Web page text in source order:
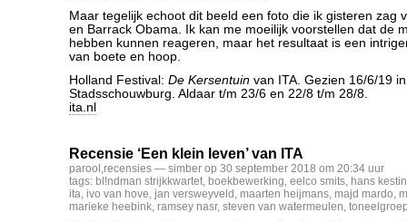
Maar tegelijk echoot dit beeld een foto die ik gisteren zag
en Barrack Obama. Ik kan me moeilijk voorstellen dat de
hebben kunnen reageren, maar het resultaat is een
van boete en hoop.
Holland Festival: De Kersentuin van ITA. Gezien 16/6/19
Stadsschouwburg. Aldaar t/m 23/6 en 22/8 t/m 28/8.
ita.nl
Recensie ‘Een klein leven’ van ITA
parool ,recensies — simber op 30 september 2018 om 20:34 uur
tags: bl!ndman strijkkwartet, boekbewerking, eelco smits, hans
ita, ivo van hove, jan versweyveld , maarten heijmans, majd mardo,
marieke heebink, ramsey nasr, steven van watermeulen,